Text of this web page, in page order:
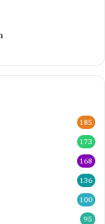
185
173
168
136
100
95